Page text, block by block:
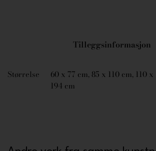
Tilleggsinformasjon
Størrelse
60 x 77 cm, 85 x 110 cm, 110
194 cm